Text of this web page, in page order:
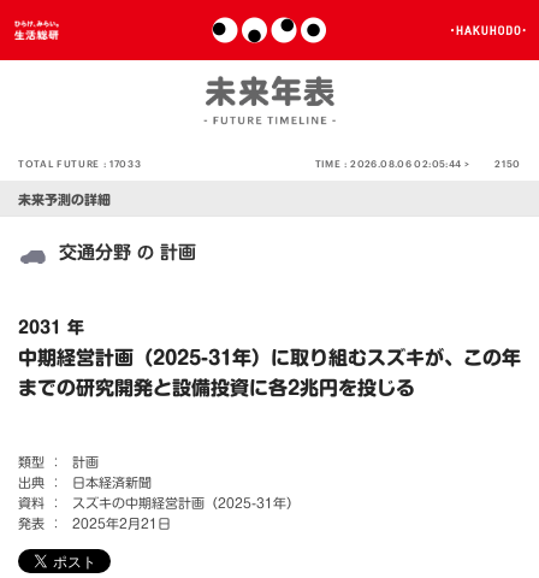
TOTAL FUTURE :17033 TIME :2026.08.06 02:05:44 > 2150
未来予測の詳細
交通分野 の 計画
2031 年
中期経営計画（2025-31年）に取り組むスズキが、この年
までの研究開発と設備投資に各2兆円を投じる
類型 ：
計画
出典 ：
日本経済新聞
資料 ：
スズキの中期経営計画（2025-31年）
発表 ：
2025年2月21日